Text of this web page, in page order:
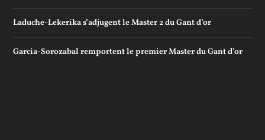
Laduche-Lekerika s’adjugent le Master 2 du Gant d’or
Garcia-Sorozabal remportent le premier Master du Gant d’or